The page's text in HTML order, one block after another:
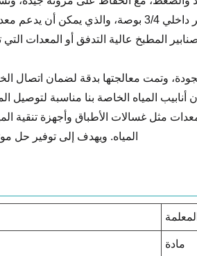
في مساحات الخزانات المعقدة. قلبها عبارة عن أنبوب بقطر داخلي
المطبخ عالية التدفق أو المعدات التي
وتمت معالجتها بدقة لضمان اتصال
المياه الخاصة بنا مناسبة لتوصيل
مثل غسالات الأطباق وأجهزة تنقية
المياه. ويهدف إلى توفير حل
المعلمة
مادة